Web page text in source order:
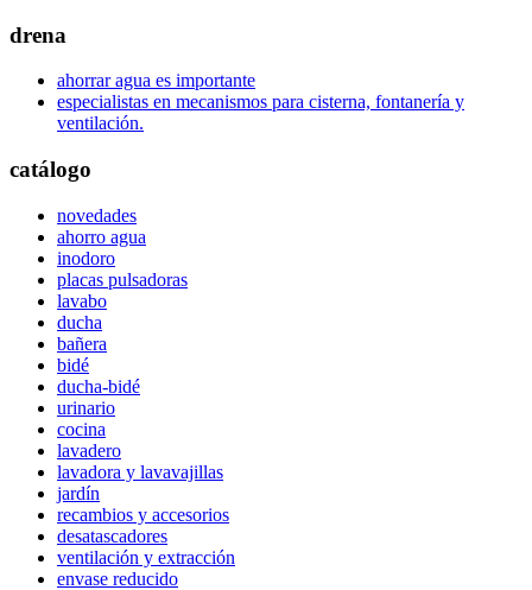
drena
ahorrar agua es importante
especialistas en mecanismos para cisterna, fontanería y
ventilación.
catálogo
novedades
ahorro agua
inodoro
placas pulsadoras
lavabo
ducha
bañera
bidé
ducha-bidé
urinario
cocina
lavadero
lavadora y lavavajillas
jardín
recambios y accesorios
desatascadores
ventilación y extracción
envase reducido